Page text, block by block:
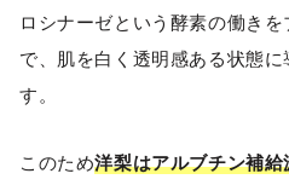
ロシナーゼという酵素の働き
で、肌を白く透明感ある状態
す。
このため洋梨はアルブチン補